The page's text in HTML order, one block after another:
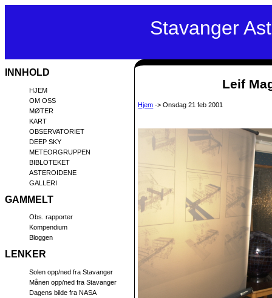
Stavanger
INNHOLD
HJEM
OM OSS
MØTER
KART
OBSERVATORIET
DEEP SKY
METEORGRUPPEN
BIBLOTEKET
ASTEROIDENE
GALLERI
GAMMELT
Obs. rapporter
Kompendium
Bloggen
LENKER
Solen opp/ned fra Stavanger
Månen opp/ned fra Stavanger
Dagens bilde fra NASA
Leif
Hjem -> Onsdag 21 feb 2001